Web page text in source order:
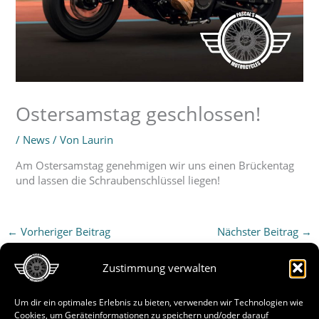
Zustimmung verwalten
Um dir ein optimales Erlebnis zu bieten, verwenden wir Technologien wie
Cookies, um Geräteinformationen zu speichern und/oder darauf
Ostersamstag geschlossen!
/ News / Von Laurin
Am Ostersamstag genehmigen wir uns einen Brückentag
und lassen die Schraubenschlüssel liegen!
← Vorheriger Beitrag Nächster Beitrag →